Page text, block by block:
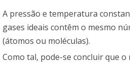
A pressão e temperatura
gases ideais contêm o mesmo
(átomos ou moléculas).
Como tal, pode-se concluir que